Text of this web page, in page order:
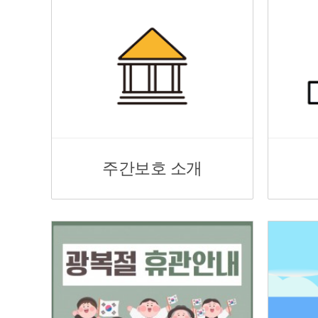
주간보호 소개